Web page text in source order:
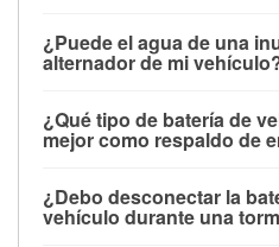
alimentar pequeños
limitado, pero el uso
contar con un equipo de
cortes prolongados.
¿Puede el agua de una
alternador de mi
parte baja del
dañarse si se sumergen, lo
días después de la
¿Qué tipo de batería de
mejor como respaldo de
para aplicaciones de ciclo
selladas, resistentes a las
¿Debo desconectar la
vehículo durante una